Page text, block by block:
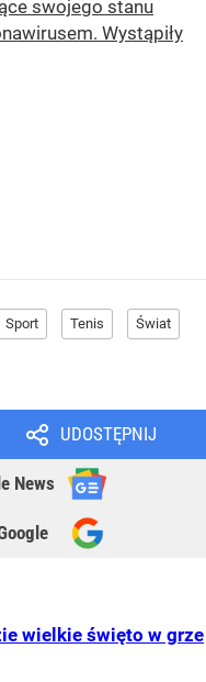
swojego stanu
Wystąpiły
Sport Tenis Świat
UDOSTĘPNIJ
News
wielkie święto w grze